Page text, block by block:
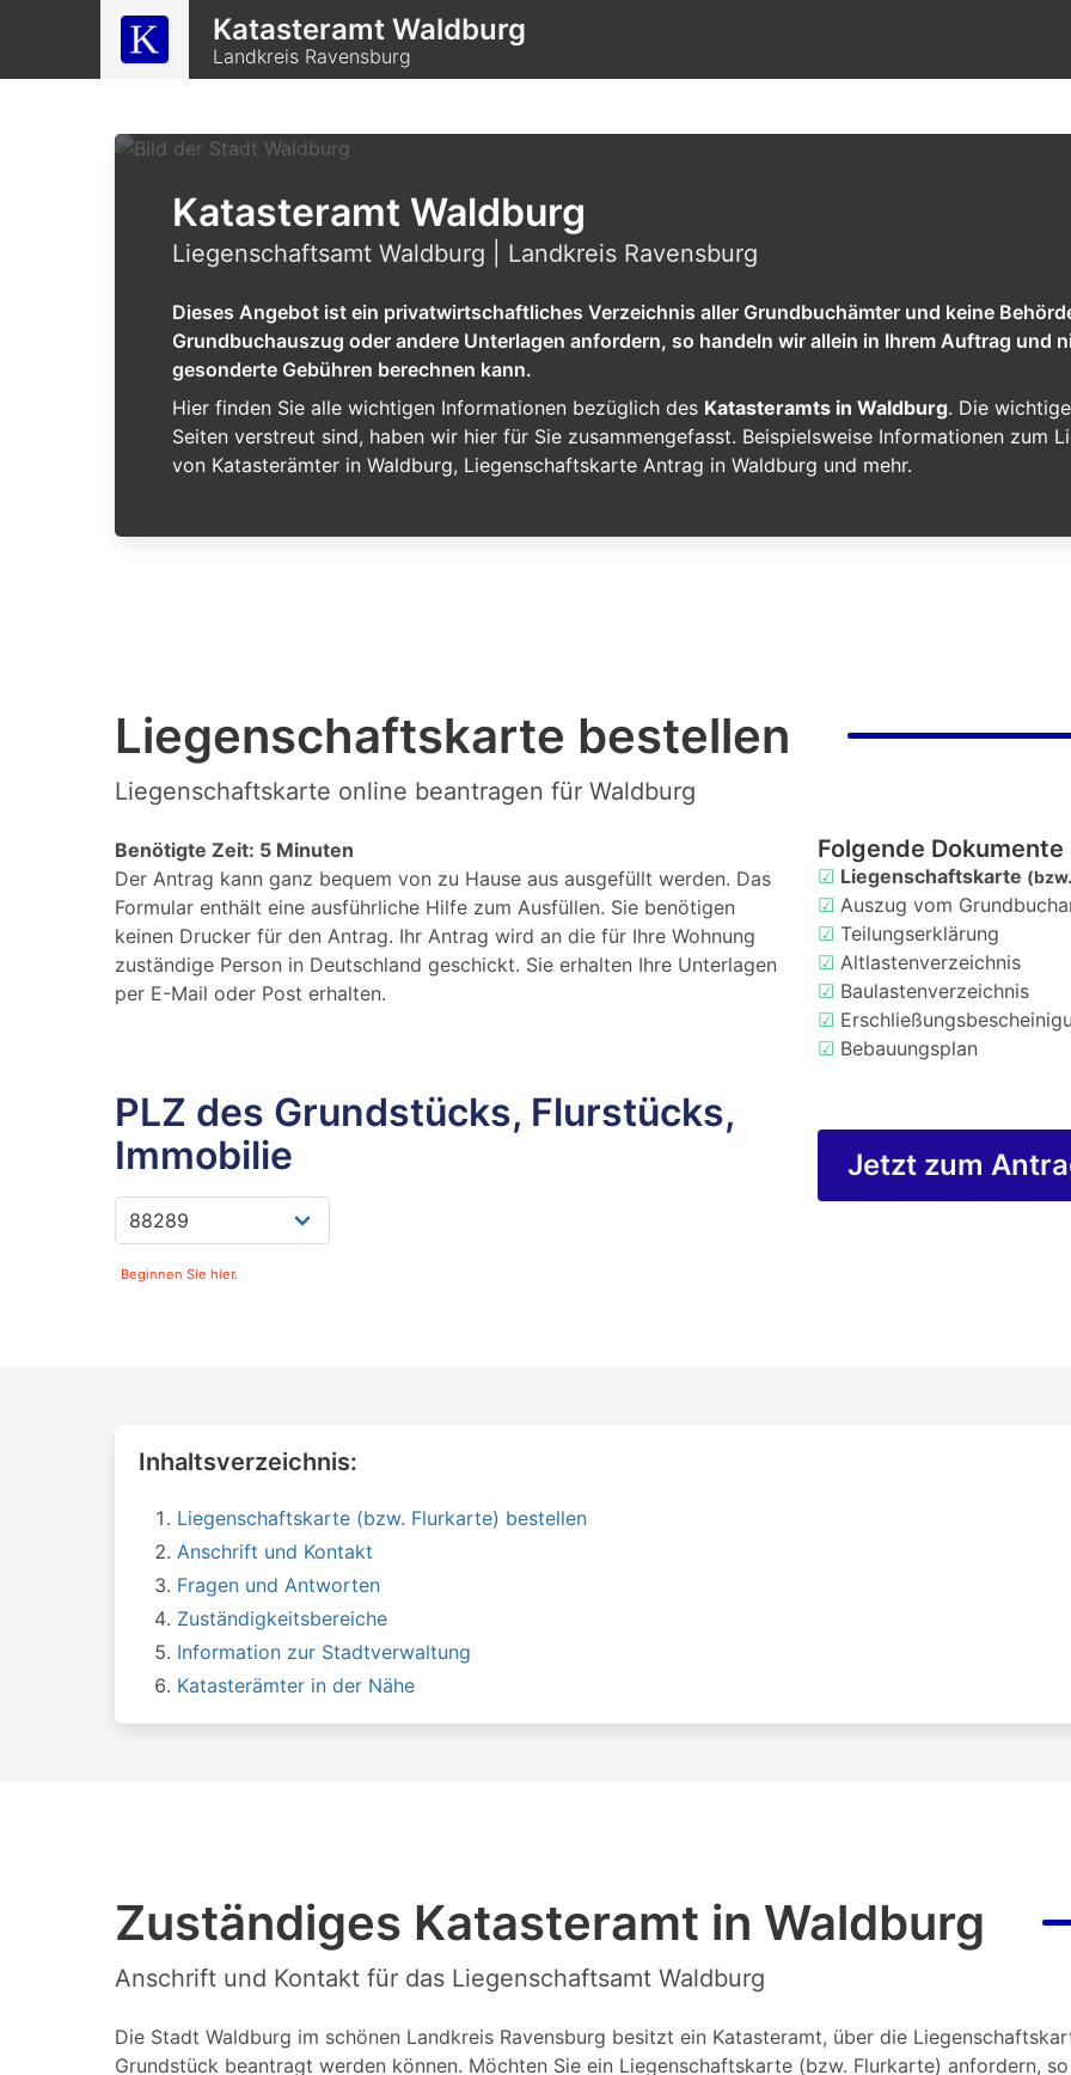
Katasteramt Waldburg
Landkreis Ravensburg
Katasteramt Waldburg
Liegenschaftsamt Waldburg | Landkreis Ravensburg
Dieses Angebot ist ein privatwirtschaftliches Verzeichnis aller Grundbuchämter und keine
Grundbuchauszug oder andere Unterlagen anfordern, so handeln wir allein in Ihrem Auftrag und
gesonderte Gebühren berechnen kann.
Hier finden Sie alle wichtigen Informationen bezüglich des Katasteramts in Waldburg. Die
Seiten verstreut sind, haben wir hier für Sie zusammengefasst. Beispielsweise Informationen zum
von Katasterämter in Waldburg, Liegenschaftskarte Antrag in Waldburg und mehr.
Liegenschaftskarte bestellen
Liegenschaftskarte online beantragen für Waldburg
Benötigte Zeit: 5 Minuten
Der Antrag kann ganz bequem von zu Hause aus ausgefüllt werden. Das
Formular enthält eine ausführliche Hilfe zum Ausfüllen. Sie benötigen
keinen Drucker für den Antrag. Ihr Antrag wird an die für Ihre Wohnung
zuständige Person in Deutschland geschickt. Sie erhalten Ihre Unterlagen
per E-Mail oder Post erhalten.
Folgende
☑ Liegenschaftskarte
☑ Auszug vom
☑ Teilungserklärung
☑ Altlastenverzeichnis
☑ Baulastenverzeichnis
☑
☑ Bebauungsplan
PLZ des Grundstücks, Flurstücks,
Immobilie
Beginnen Sie hier.
Jetzt zum
Inhaltsverzeichnis:
Liegenschaftskarte (bzw. Flurkarte) bestellen
Anschrift und Kontakt
Fragen und Antworten
Zuständigkeitsbereiche
Information zur Stadtverwaltung
Katasterämter in der Nähe
Zuständiges Katasteramt in Waldburg
Anschrift und Kontakt für das Liegenschaftsamt Waldburg
Die Stadt Waldburg im schönen Landkreis Ravensburg besitzt ein Katasteramt, über die
Grundstück beantragt werden können. Möchten Sie ein Liegenschaftskarte (bzw. Flurkarte) anfordern,